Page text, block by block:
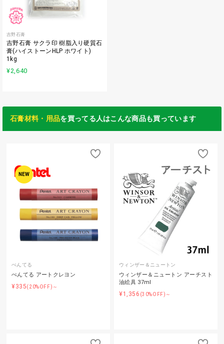
吉野石膏
吉野石膏 サクラ印 樹脂入り硬質石
膏(ハイストーンHLP ホワイト)
1kg
¥2,640
石膏材料・用品を買ってる人はこんな商品も買っています
NEW
ぺんてる
ぺんてる アートクレヨン
¥335(20%OFF)～
ウィンザー＆ニュートン
ウィンザー＆ニュートン アーチスト
油絵具 37ml
¥1,356 (30%OFF)～